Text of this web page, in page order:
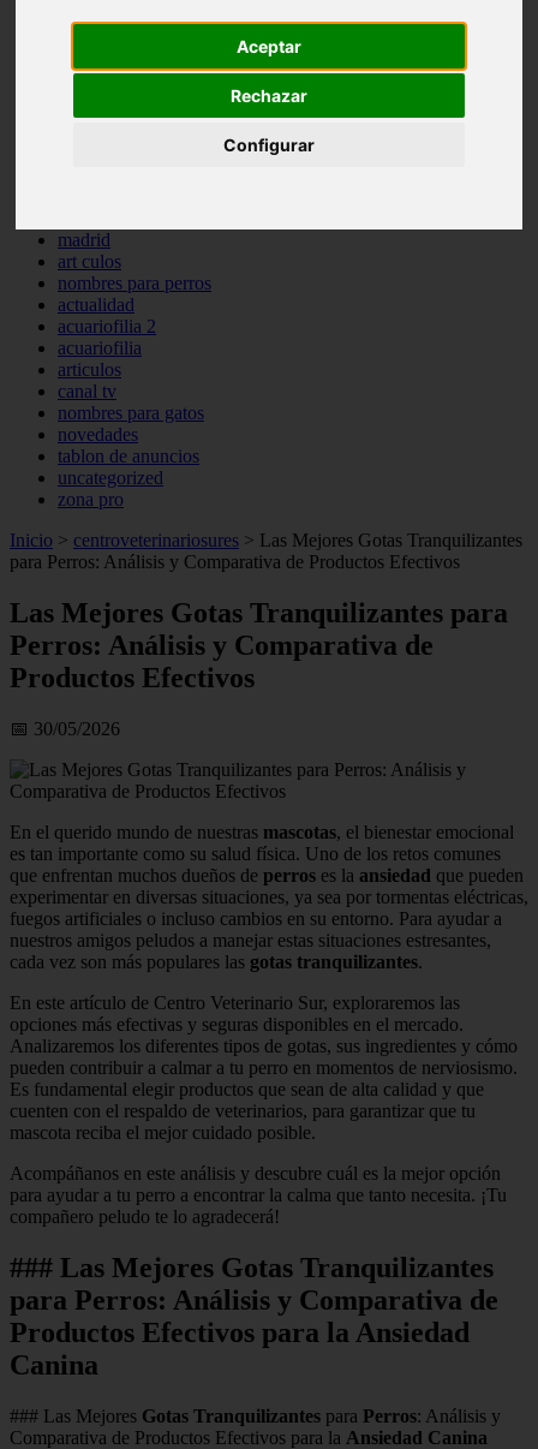
Aceptar
Rechazar
Configurar
cr a
especies invasoras
madrid
art culos
nombres para perros
actualidad
acuariofilia 2
acuariofilia
articulos
canal tv
nombres para gatos
novedades
tablon de anuncios
uncategorized
zona pro
Inicio > centroveterinariosures > Las Mejores Gotas Tranquilizantes
para Perros: Análisis y Comparativa de Productos Efectivos
Las Mejores Gotas Tranquilizantes para
Perros: Análisis y Comparativa de
Productos Efectivos
📅 30/05/2026
En el querido mundo de nuestras mascotas, el bienestar emocional
es tan importante como su salud física. Uno de los retos comunes
que enfrentan muchos dueños de perros es la ansiedad que pueden
experimentar en diversas situaciones, ya sea por tormentas eléctricas,
fuegos artificiales o incluso cambios en su entorno. Para ayudar a
nuestros amigos peludos a manejar estas situaciones estresantes,
cada vez son más populares las gotas tranquilizantes.
En este artículo de Centro Veterinario Sur, exploraremos las
opciones más efectivas y seguras disponibles en el mercado.
Analizaremos los diferentes tipos de gotas, sus ingredientes y cómo
pueden contribuir a calmar a tu perro en momentos de nerviosismo.
Es fundamental elegir productos que sean de alta calidad y que
cuenten con el respaldo de veterinarios, para garantizar que tu
mascota reciba el mejor cuidado posible.
Acompáñanos en este análisis y descubre cuál es la mejor opción
para ayudar a tu perro a encontrar la calma que tanto necesita. ¡Tu
compañero peludo te lo agradecerá!
### Las Mejores Gotas Tranquilizantes
para Perros: Análisis y Comparativa de
Productos Efectivos para la Ansiedad
Canina
### Las Mejores Gotas Tranquilizantes para Perros: Análisis y
Comparativa de Productos Efectivos para la Ansiedad Canina